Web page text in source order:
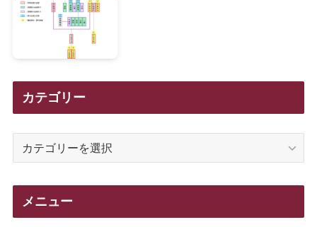
カテゴリー
メニュー